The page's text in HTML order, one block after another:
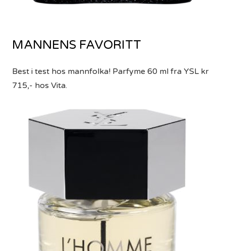
MANNENS FAVORITT
Best i test hos mannfolka! Parfyme 60 ml fra YSL kr
715,- hos Vita.